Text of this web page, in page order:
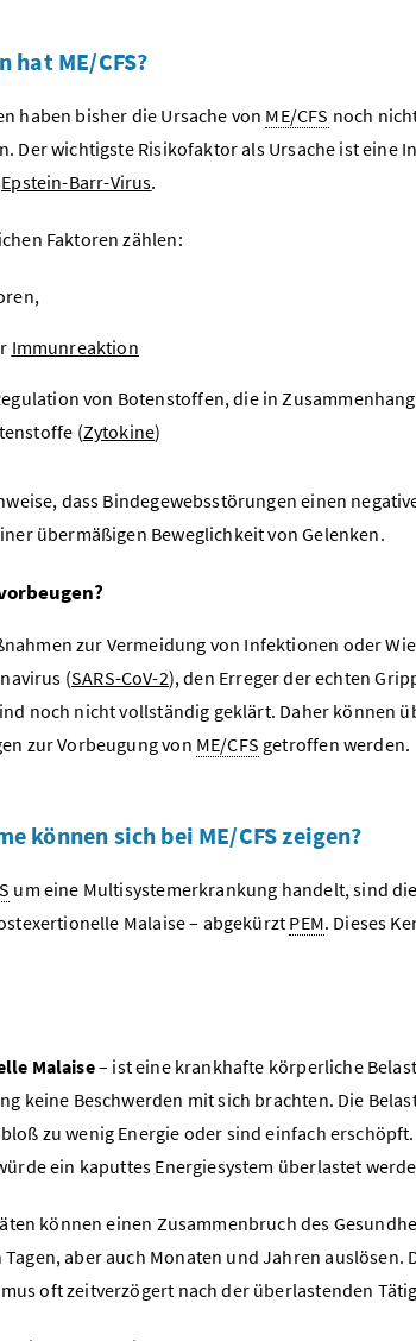
hat ME/CFS?
haben bisher die Ursache von ME/CFS noch
Der wichtigste Risikofaktor als Ursache ist eine
Epstein-Barr-Virus.
Faktoren zählen:
Immunreaktion
von Botenstoffen, die in
(Zytokine)
dass Bindegewebsstörungen einen
übermäßigen Beweglichkeit von Gelenken.
?
zur Vermeidung von Infektionen oder
(SARS-CoV-2), den Erreger der echten
noch nicht vollständig geklärt. Daher können
zur Vorbeugung von ME/CFS getroffen werden.
können sich bei ME/CFS zeigen?
um eine Multisystemerkrankung handelt, sind
Malaise – abgekürzt PEM. Dieses
Malaise– ist eine krankhafte körperliche
keine Beschwerden mit sich brachten. Die
zu wenig Energie oder sind einfach
ein kaputtes Energiesystem überlastet
können einen Zusammenbruch des
aber auch Monaten und Jahren auslösen.
oft zeitverzögert nach der überlastenden